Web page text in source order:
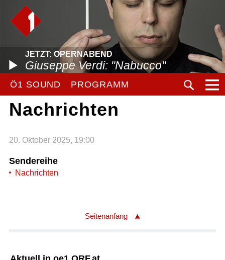
JETZT: OPERNABEND
Giuseppe Verdi: "Nabucco"
Ö1 SOUND PROGRAMM
Nachrichten
20. Oktober 2025, 19:00
Sendereihe
Nachrichten
Seitenanfang